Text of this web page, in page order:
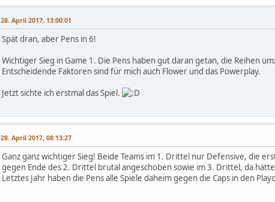
28. April 2017, 13:00:01
Spät dran, aber Pens in 6!
Wichtiger Sieg in Game 1. Die Pens haben gut daran getan, die Reihen
Entscheidende Faktoren sind für mich auch Flower und das Powerplay.
Jetzt sichte ich erstmal das Spiel.
28. April 2017, 08:13:27
Ganz ganz wichtiger Sieg! Beide Teams im 1. Drittel nur Defensive, die
gegen Ende des 2. Drittel brutal angeschoben sowie im 3. Drittel, da
Letztes Jahr haben die Pens alle Spiele daheim gegen die Caps in den